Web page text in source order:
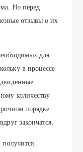
Но перед
отзывы о их
для
в процессе
количеству
порядке
закончатся.
получится